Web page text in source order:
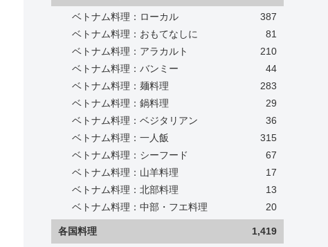
ベトナム料理：ローカル
387
ベトナム料理：おもてなしに
81
ベトナム料理：アラカルト
210
ベトナム料理：バンミー
44
ベトナム料理：麺料理
283
ベトナム料理：鍋料理
29
ベトナム料理：ベジタリアン
36
ベトナム料理：一人飯
315
ベトナム料理：シーフード
67
ベトナム料理：山羊料理
17
ベトナム料理：北部料理
13
ベトナム料理：中部・フエ料理
20
各国料理 1,419